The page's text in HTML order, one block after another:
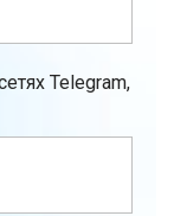
Telegram,